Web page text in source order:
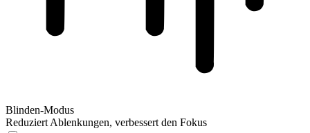
Blinden-Modus
Reduziert Ablenkungen, verbessert den Fokus